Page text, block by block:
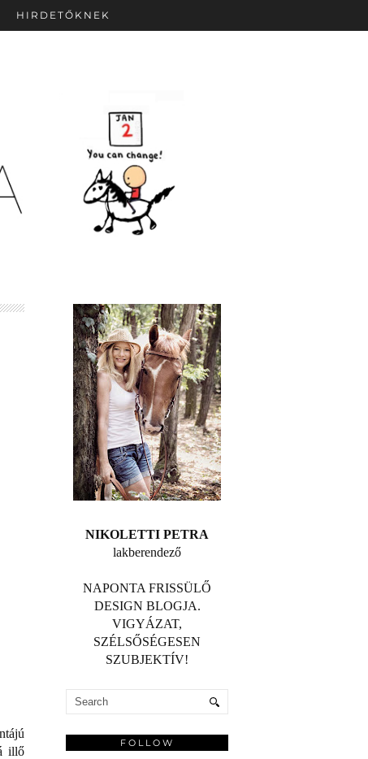
HIRDETŐKNEK
illő
NIKOLETTI PETRA
lakberendező
NAPONTA FRISSÜLŐ
DESIGN BLOGJA.
VIGYÁZAT,
SZÉLSŐSÉGESEN
SZUBJEKTÍV!
FOLLOW